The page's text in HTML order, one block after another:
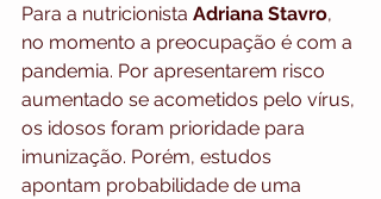
Para a nutricionista Adriana Stavro,
no momento a preocupação é com a
pandemia. Por apresentarem risco
aumentado se acometidos pelo vírus,
os idosos foram prioridade para
imunização. Porém, estudos
apontam probabilidade de uma